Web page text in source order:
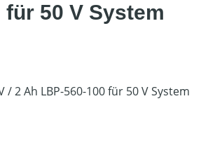
für 50 V System